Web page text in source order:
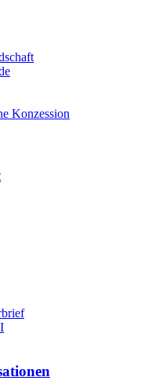
Konzession